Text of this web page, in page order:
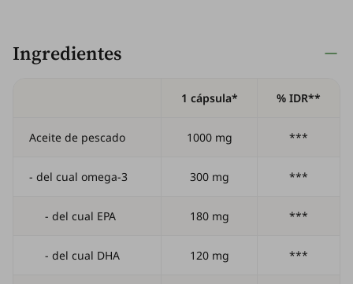
Ingredientes
1 cápsula* % IDR**
Aceite de pescado 1000 mg ***
- del cual omega-3 300 mg ***
- del cual EPA 180 mg ***
- del cual DHA 120 mg ***